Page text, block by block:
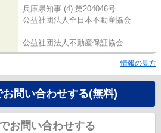
兵庫県知事 (4) 第204046号
公益社団法人全日本不動産協会
公益社団法人不動産保証協会
情報の見方
お問い合わせする(無料)
お問い合わせする